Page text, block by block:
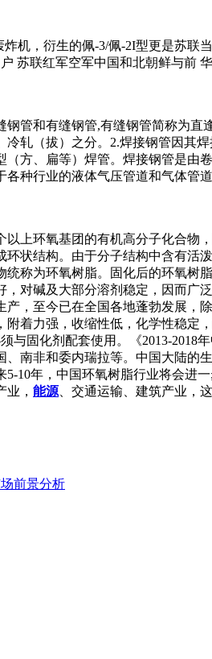
机，衍生的佩-3/佩-2I型更是苏
苏联红军空军中国和北朝鲜与前
管和有缝钢管,有缝钢管简称为
轧（拔）之分。2.焊接钢管因其
方、扁等）焊管。焊接钢管是由
种行业的液体气压管道和气体管
上环氧基团的有机高分子化合
状结构。由于分子结构中含有
称为环氧树脂。固化后的环氧
对碱及大部分溶剂稳定，因而广
，至今已在全国各地蓬勃发展
着力强，收缩性低，化学性稳
与固化剂配套使用。《2013-
南非和委内瑞拉等。中国大陆
10年，中国环氧树脂行业将会进一
， 能源 、交通运输、建筑产业，
前景分析